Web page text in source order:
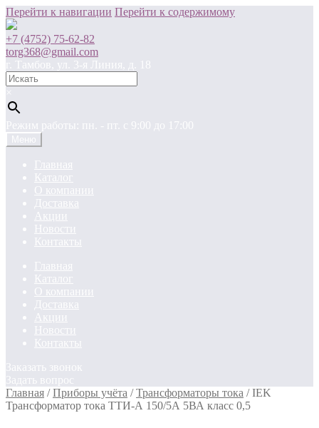
Перейти к навигации Перейти к содержимому
+7 (4752) 75-62-82
torg368@gmail.com
г. Тамбов, ул. 3-я Линия, д. 18
×
Режим работы: пн. - пт. c 9:00 до 17:00
Меню
Главная
Каталог
О компании
Доставка
Акции
Новости
Контакты
Главная
Каталог
О компании
Доставка
Акции
Новости
Контакты
Заказать звонок
Задать вопрос
Главная /Приборы учёта /Трансформаторы тока /IEK
Трансформатор тока ТТИ-А 150/5А 5ВА класс 0,5